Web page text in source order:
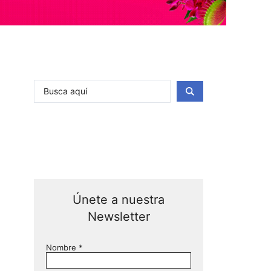
Únete a nuestra
Newsletter
Nombre *